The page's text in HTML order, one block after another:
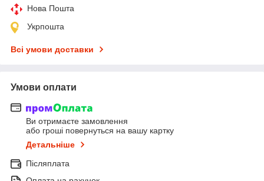
Нова Пошта
Укрпошта
Всі умови доставки
Умови оплати
Ви отримаєте замовлення
або гроші повернуться на вашу картку
Детальніше
Післяплата